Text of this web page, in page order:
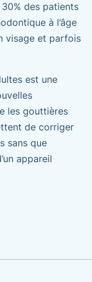
des patients
à l’âge
visage et parfois
est une
les gouttières
de corriger
sans que
appareil